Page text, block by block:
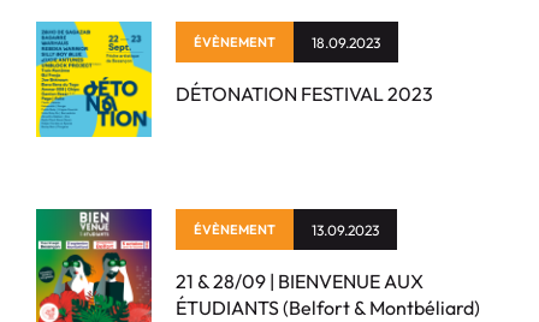
ÉVÈNEMENT 18.09.2023
DÉTONATION FESTIVAL 2023
ÉVÈNEMENT 13.09.2023
21 & 28/09 | BIENVENUE AUX
ÉTUDIANTS (Belfort & Montbéliard)